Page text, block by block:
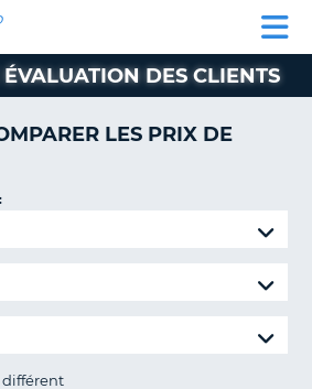
CLIENT
DES CLIENTS
LES PRIX DE